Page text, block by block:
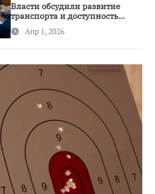
Власти обсудили развитие
транспорта и доступность
региона
Апр 1, 2026